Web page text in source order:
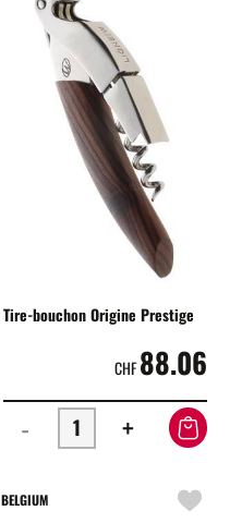
Tire-bouchon Origine Prestige
CHF88.06
-
+
BELGIUM